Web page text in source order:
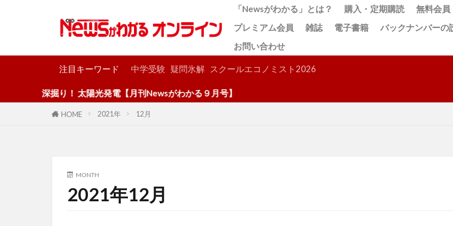
「Newsがわかる」とは？ 購入・定期購読
無料会員
プレミアム会員
雑誌 電子書籍
バックナンバーの
お問い合わせ
注目キーワード 中学受験 疑問氷解 スクールエコノミスト2026
深掘り！ 太陽光発電【月刊Newsがわかる９月号】
HOME 2021年 12月
MONTH
2021年12月
検索